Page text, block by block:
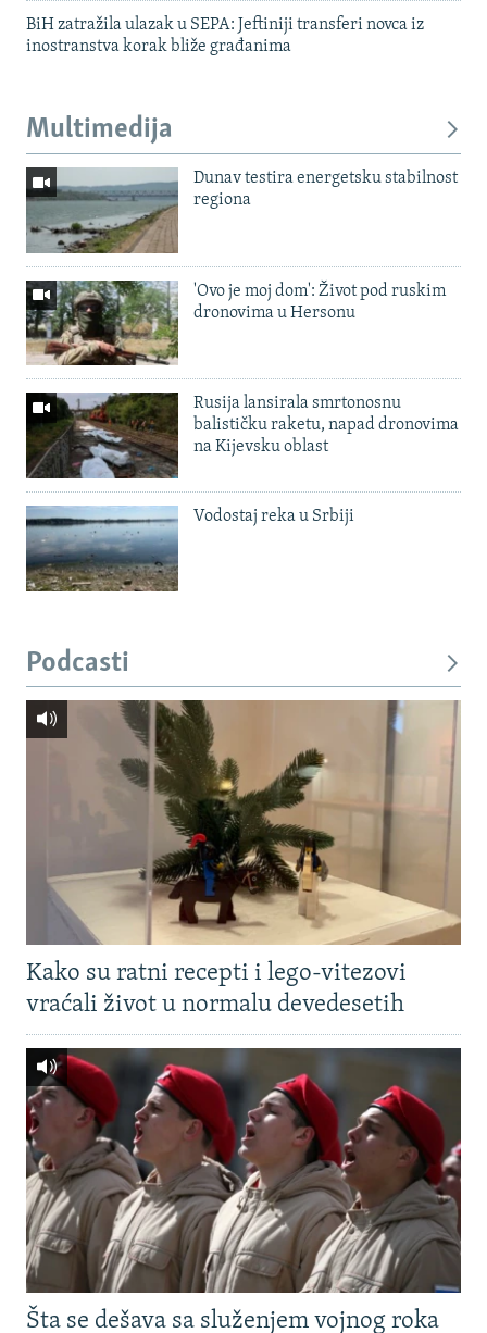
BiH zatražila ulazak u SEPA: Jeftiniji transferi novca iz
inostranstva korak bliže građanima
Multimedija
Dunav testira energetsku stabilnost
regiona
'Ovo je moj dom': Život pod ruskim
dronovima u Hersonu
Rusija lansirala smrtonosnu
balističku raketu, napad dronovima
na Kijevsku oblast
Vodostaj reka u Srbiji
Podcasti
Kako su ratni recepti i lego-vitezovi
vraćali život u normalu devedesetih
Šta se dešava sa služenjem vojnog roka